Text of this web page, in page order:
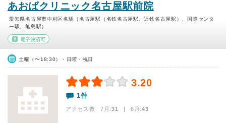
あおばクリニック名古屋駅前院
愛知県名古屋市中村区名駅（名古屋駅（名鉄名古屋駅、近鉄名古屋駅）、国際センタ
ー駅、亀島駅）
電子決済可
土曜（〜18:30）・日曜・祝日
3.20
1件
アクセス数 7月:31 | 6月:43